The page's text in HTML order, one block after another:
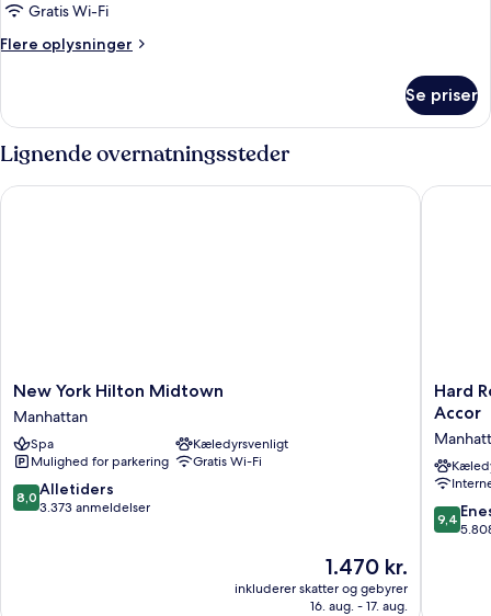
Gratis Wi-Fi
Flere oplysninger
Flere
Se priser
Lignende overnatningssteder
New
York
Hilton
Midtown
Manhattan
New York Hilton Midtown
Manhattan
Spa
Kæledyrsvenligt
Mulighed for parkering
Gratis Wi-Fi
8.0
ud
8,0 Alletiders
3.373 anmeldelser
Prisen
er
1.470 kr.
1.470 kr.
inkluderer skatter og gebyrer
16. aug. - 17. aug.
New York Hilton Midtown
Hard
Rock
New
York
-
Partner
of
Hard
Accor
9.4
ud
9,4
Hard